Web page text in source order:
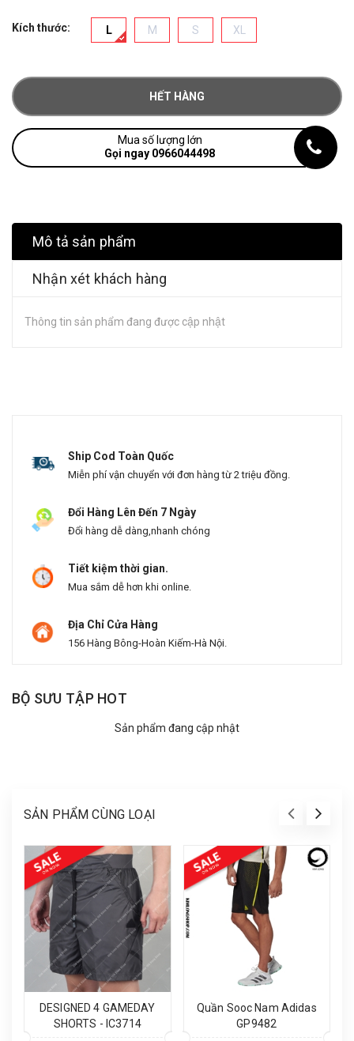
Kích thước: L M S XL
HẾT HÀNG
Mua số lượng lớn
Gọi ngay 0966044498
Mô tả sản phẩm
Nhận xét khách hàng
Thông tin sản phẩm đang được cập nhật
Ship Cod Toàn Quốc
Miễn phí vận chuyển với đơn hàng từ 2 triệu đồng.
Đổi Hàng Lên Đến 7 Ngày
Đổi hàng dễ dàng,nhanh chóng
Tiết kiệm thời gian.
Mua sắm dễ hơn khi online.
Địa Chỉ Cửa Hàng
156 Hàng Bông-Hoàn Kiếm-Hà Nội.
BỘ SƯU TẬP HOT
Sản phẩm đang cập nhật
SẢN PHẨM CÙNG LOẠI
DESIGNED 4 GAMEDAY
SHORTS - IC3714
Quần Sooc Nam Adidas
GP9482